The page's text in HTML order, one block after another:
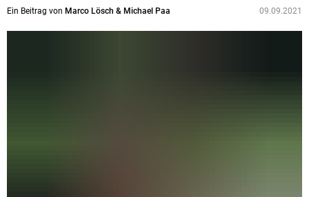
Ein Beitrag von Marco Lösch & Michael Paa 09.09.2021